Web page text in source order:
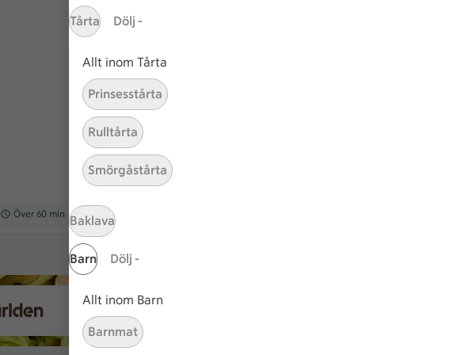
Tårta Dölj -
Allt inom Tårta
Prinsesstårta
Rulltårta
Smörgåstårta
Baklava
Barn Dölj -
Allt inom Barn
Barnmat
Receptet tar Över 60 min att tillaga
Över 60 min Receptet har Medel svårighetsgrad
Medel